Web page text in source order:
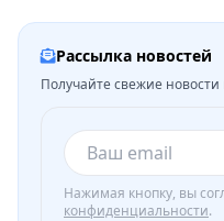
Рассылка новостей
Получайте свежие новости
Нажимая кнопку, вы
конфиденциальности.